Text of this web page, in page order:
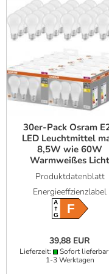
30er-Pack Osram
LED Leuchtmittel
8,5W wie 60W
Warmweißes Licht
Produktdatenblatt
Energieeffzienzlabel
A
GF
39,88 EUR
Lieferzeit:
Sofort
1-3 Werktagen